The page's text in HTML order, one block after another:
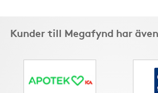
Kunder till Megafynd har